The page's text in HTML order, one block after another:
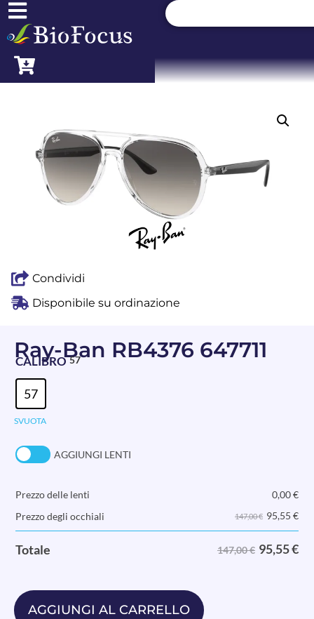
Condividi
Disponibile su ordinazione
Ray-Ban RB4376 647711
CALIBRO 57
57
SVUOTA
AGGIUNGI LENTI
Prezzo delle lenti 0,00€
Prezzo degli occhiali
147,00 € 95,55 €
Totale 147,00 € 95,55€
AGGIUNGI AL CARRELLO